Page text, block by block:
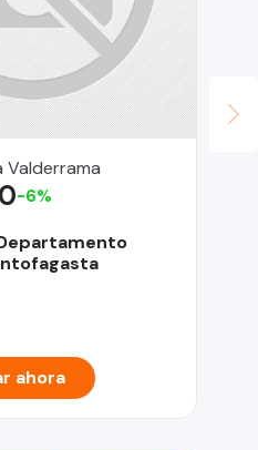
Valderrama
-6%
ahora